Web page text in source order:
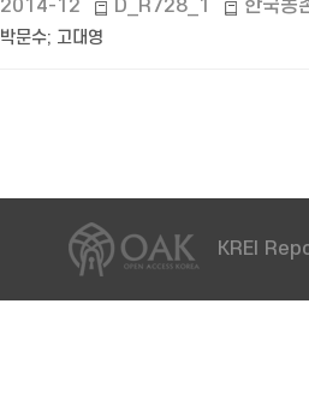
2014-12 D_R728_1 한국농
박문수; 고대영
KREI